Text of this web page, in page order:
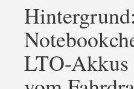
LTO-Akkus